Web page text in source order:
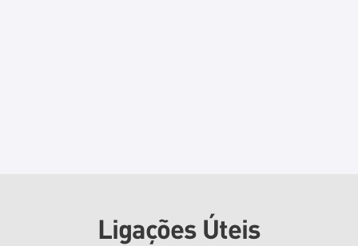
Ligações Úteis